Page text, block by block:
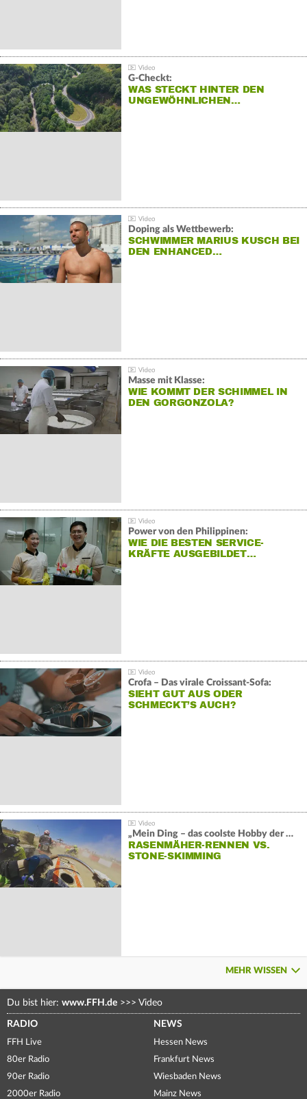
G-Checkt:
WAS STECKT HINTER DEN
UNGEWÖHNLICHEN…
Doping als Wettbewerb:
SCHWIMMER MARIUS KUSCH BEI
DEN ENHANCED…
Masse mit Klasse:
WIE KOMMT DER SCHIMMEL IN
DEN GORGONZOLA?
Power von den Philippinen:
WIE DIE BESTEN SERVICE-
KRÄFTE AUSGEBILDET…
Crofa – Das virale Croissant-Sofa:
SIEHT GUT AUS ODER
SCHMECKT’S AUCH?
„Mein Ding – das coolste Hobby der Welt“:
RASENMÄHER-RENNEN VS.
STONE-SKIMMING
MEHR WISSEN
Du bist hier: www.FFH.de >>> Video
RADIO
FFH Live
80er Radio
90er Radio
2000er Radio
NEWS
Hessen News
Frankfurt News
Wiesbaden News
Mainz News